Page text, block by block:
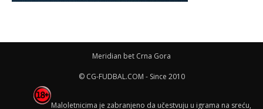
Meridian bet Crna Gora
© CG-FUDBAL.COM - Since 2010
Maloletnicima je zabranjeno da učestvuju u igrama na sreću,